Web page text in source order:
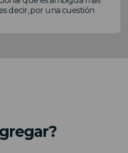
decir, por una cuestión